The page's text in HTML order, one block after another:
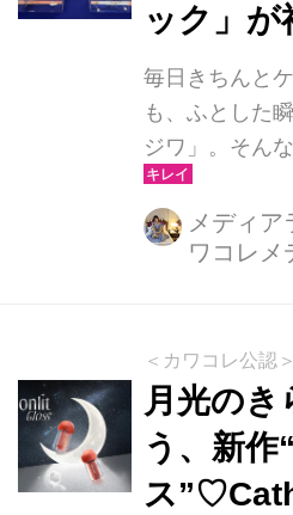
す。
ック」が
毎日きちんと
も、ふとした
ジワ」。そん
な悩みに応え
ベア ディープ
容液スティッ
から登場した
なる贅沢な美
合。柔らかく
ジワの奥まで
と塗りでふっ
メディ
ワコレメ
＜カワコレ公認
月光の
う、新作
ス